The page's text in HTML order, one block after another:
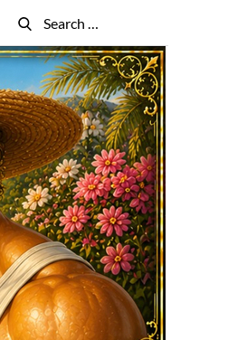
Search
for:
Search